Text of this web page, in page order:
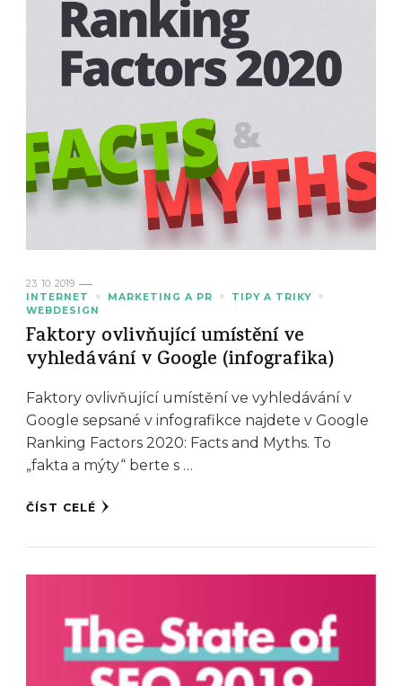
23. 10. 2019
INTERNET
MARKETING A PR
TIPY A TRIKY
WEBDESIGN
Faktory ovlivňující umístění ve
vyhledávání v Google (infografika)
Faktory ovlivňující umístění ve vyhledávání v
Google sepsané v infografikce najdete v Google
Ranking Factors 2020: Facts and Myths. To
„fakta a mýty“ berte s …
ČÍST CELÉ